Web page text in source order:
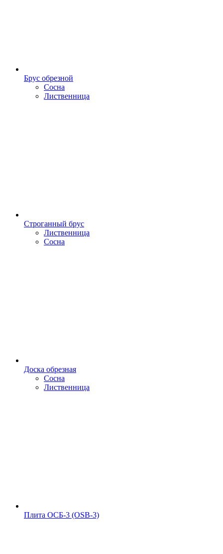
Брус обрезной
Сосна
Лиственница
Строганный брус
Лиственница
Сосна
Доска обрезная
Сосна
Лиственница
Плита ОСБ-3 (OSB-3)